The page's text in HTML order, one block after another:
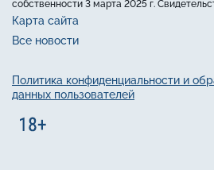
собственности 3 марта 2025 г.
Карта сайта
Все новости
Политика конфиденциальности и
данных пользователей